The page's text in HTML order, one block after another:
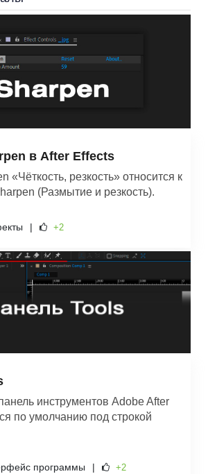
в After Effects
«Чёткость, резкость» относится к
(Размытие и резкость).
+2
инструментов Adobe After
по умолчанию под строкой
программы +2